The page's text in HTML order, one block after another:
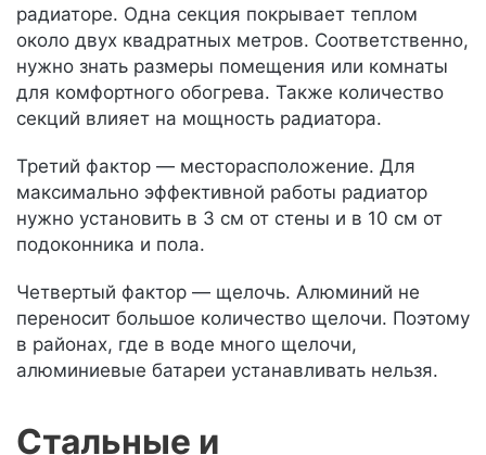
радиаторе. Одна секция покрывает теплом
около двух квадратных метров. Соответственно,
нужно знать размеры помещения или комнаты
для комфортного обогрева. Также количество
секций влияет на мощность радиатора.
Третий фактор — месторасположение. Для
максимально эффективной работы радиатор
нужно установить в 3 см от стены и в 10 см от
подоконника и пола.
Четвертый фактор — щелочь. Алюминий не
переносит большое количество щелочи. Поэтому
в районах, где в воде много щелочи,
алюминиевые батареи устанавливать нельзя.
Стальные и